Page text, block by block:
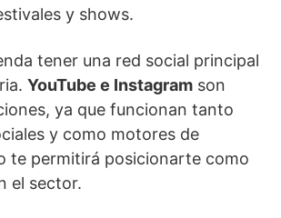
y shows.
tener una red social principal
YouTube e Instagram son
ya que funcionan tanto
y como motores de
te permitirá posicionarte como
el sector.